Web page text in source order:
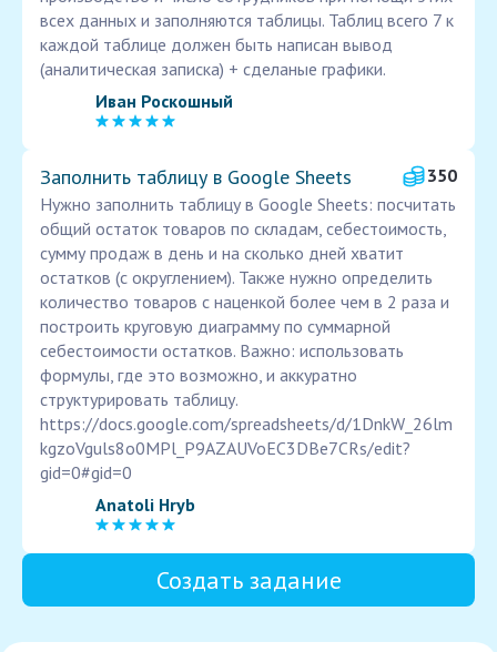
всех данных и заполняются таблицы. Таблиц всего 7 к
каждой таблице должен быть написан вывод
(аналитическая записка) + сделаные графики.
Иван Роскошный
Заполнить таблицу в Google Sheets
350
Нужно заполнить таблицу в Google Sheets: посчитать
общий остаток товаров по складам, себестоимость,
сумму продаж в день и на сколько дней хватит
остатков (с округлением). Также нужно определить
количество товаров с наценкой более чем в 2 раза и
построить круговую диаграмму по суммарной
себестоимости остатков. Важно: использовать
формулы, где это возможно, и аккуратно
структурировать таблицу.
https://docs.google.com/spreadsheets/d/1DnkW_26lm
kgzoVguls8o0MPl_P9AZAUVoEC3DBe7CRs/edit?
gid=0#gid=0
Anatoli Hryb
Создать задание